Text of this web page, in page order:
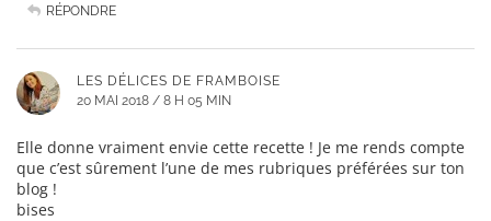
RÉPONDRE
LES DÉLICES DE FRAMBOISE
20 MAI 2018 / 8 H 05 MIN
Elle donne vraiment envie cette recette ! Je me rends compte
que c’est sûrement l’une de mes rubriques préférées sur ton
blog !
bises